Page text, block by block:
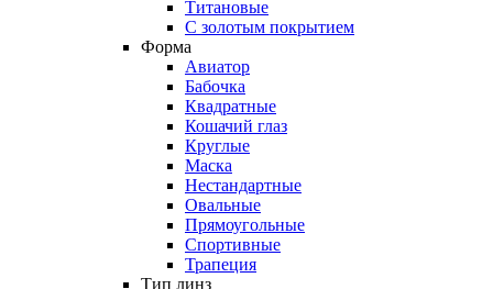
Титановые
С золотым покрытием
Форма
Авиатор
Бабочка
Квадратные
Кошачий глаз
Круглые
Маска
Нестандартные
Овальные
Прямоугольные
Спортивные
Трапеция
Тип линз